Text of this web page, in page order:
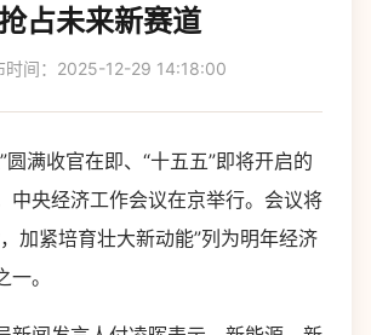
占未来新赛道
时间：2025-12-29 14:18:00
满收官在即、“十五五”即将开启的
中央经济工作会议在京举行。会议将
加紧培育壮大新动能”列为明年经济
。